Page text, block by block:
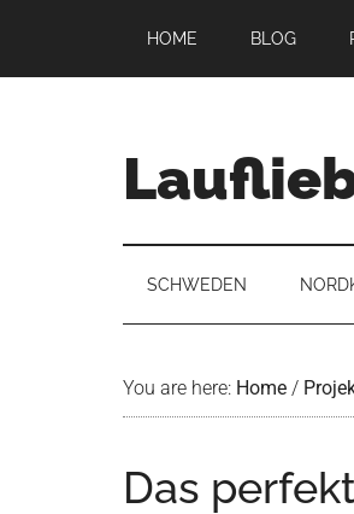
main
secondary
primary
footer
HOME BLOG
SCHWEDEN
You are here: Home /
Das